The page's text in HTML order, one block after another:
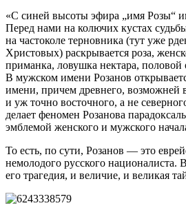
«С синей высоты эфира „имя Розы“
Перед нами на колючих кустах
на частоколе терновника (тут уже
Христовых) раскрывается роза,
приманка, ловушка нектара, половой
В мужском имени Розанов
имени, причем древнего, возможней
и уж точно восточного, а не
делает феномен Розанова
эмблемой женского и мужского
То есть, по сути, Розанов — это
немолодого русского националиста.
его трагедия, и величие, и великая